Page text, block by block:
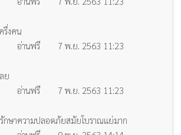
รึ่งคน
อ่านฟรี
7 พ.ย. 2563 11:23
ย
อ่านฟรี
7 พ.ย. 2563 11:23
กษาความปลอดภัยสมัยโบราณแย่มาก